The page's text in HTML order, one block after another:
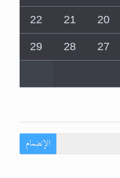
20
21
22
27
28
29
الإنضمام